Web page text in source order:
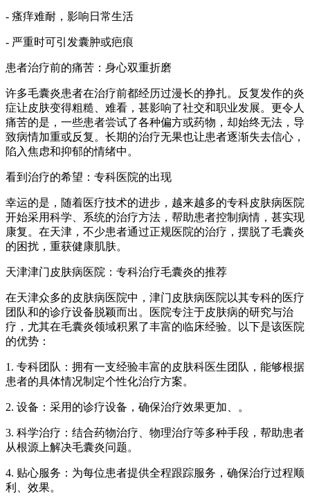
- 瘙痒难耐，影响日常生活
- 严重时可引发囊肿或疤痕
患者治疗前的痛苦：身心双重折磨
许多毛囊炎患者在治疗前都经历过漫长的挣扎。反复发作的炎
症让皮肤变得粗糙、难看，甚影响了社交和职业发展。更令人
痛苦的是，一些患者尝试了各种偏方或药物，却始终无法，导
致病情加重或反复。长期的治疗无果也让患者逐渐失去信心，
陷入焦虑和抑郁的情绪中。
看到治疗的希望：专科医院的出现
幸运的是，随着医疗技术的进步，越来越多的专科皮肤病医院
开始采用科学、系统的治疗方法，帮助患者控制病情，甚实现
康复。在天津，不少患者通过正规医院的治疗，摆脱了毛囊炎
的困扰，重获健康肌肤。
天津津门皮肤病医院：专科治疗毛囊炎的推荐
在天津众多的皮肤病医院中，津门皮肤病医院以其专科的医疗
团队和的诊疗设备脱颖而出。医院专注于皮肤病的研究与治
疗，尤其在毛囊炎领域积累了丰富的临床经验。以下是该医院
的优势：
1. 专科团队：拥有一支经验丰富的皮肤科医生团队，能够根据
患者的具体情况制定个性化治疗方案。
2. 设备：采用的诊疗设备，确保治疗效果更加、。
3. 科学治疗：结合药物治疗、物理治疗等多种手段，帮助患者
从根源上解决毛囊炎问题。
4. 贴心服务：为每位患者提供全程跟踪服务，确保治疗过程顺
利、效果。